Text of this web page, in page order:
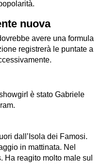
nuova
avere una formula
registrerà le puntate a
è stato Gabriele
dall’ Isola dei Famosi.
in mattinata. Nel
Ha reagito molto male sul